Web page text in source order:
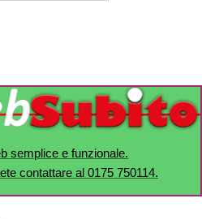
semplice e funzionale.
contattare al 0175 750114.